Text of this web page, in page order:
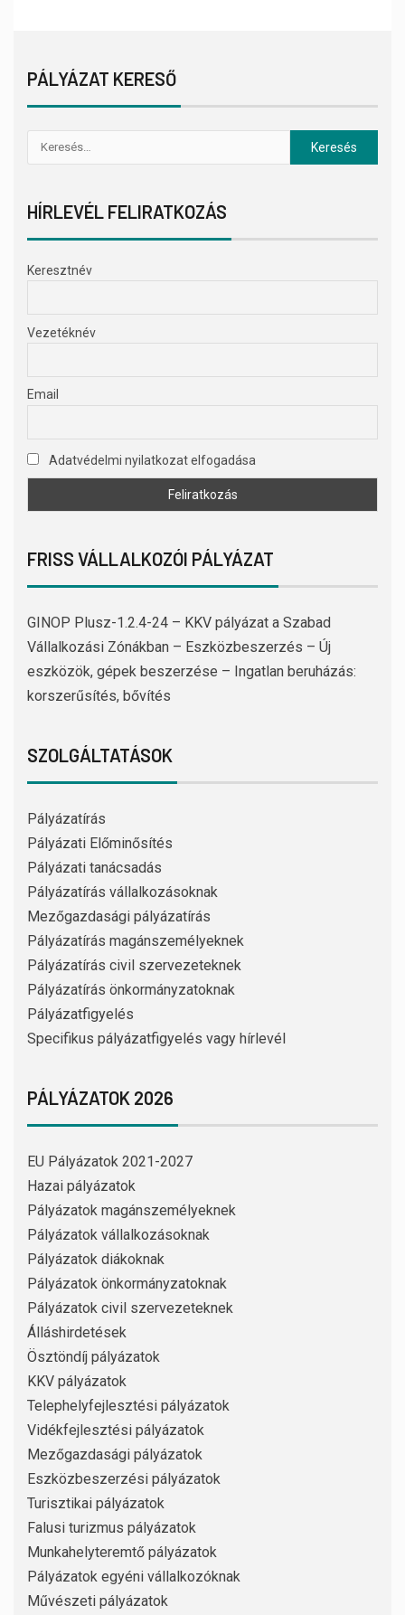
PÁLYÁZAT KERESŐ
HÍRLEVÉL FELIRATKOZÁS
Keresztnév
Vezetéknév
Email
Adatvédelmi nyilatkozat elfogadása
FRISS VÁLLALKOZÓI PÁLYÁZAT
GINOP Plusz-1.2.4-24 – KKV pályázat a Szabad
Vállalkozási Zónákban – Eszközbeszerzés – Új
eszközök, gépek beszerzése – Ingatlan beruházás:
korszerűsítés, bővítés
SZOLGÁLTATÁSOK
Pályázatírás
Pályázati Előminősítés
Pályázati tanácsadás
Pályázatírás vállalkozásoknak
Mezőgazdasági pályázatírás
Pályázatírás magánszemélyeknek
Pályázatírás civil szervezeteknek
Pályázatírás önkormányzatoknak
Pályázatfigyelés
Specifikus pályázatfigyelés vagy hírlevél
PÁLYÁZATOK 2026
EU Pályázatok 2021-2027
Hazai pályázatok
Pályázatok magánszemélyeknek
Pályázatok vállalkozásoknak
Pályázatok diákoknak
Pályázatok önkormányzatoknak
Pályázatok civil szervezeteknek
Álláshirdetések
Ösztöndíj pályázatok
KKV pályázatok
Telephelyfejlesztési pályázatok
Vidékfejlesztési pályázatok
Mezőgazdasági pályázatok
Eszközbeszerzési pályázatok
Turisztikai pályázatok
Falusi turizmus pályázatok
Munkahelyteremtő pályázatok
Pályázatok egyéni vállalkozóknak
Művészeti pályázatok